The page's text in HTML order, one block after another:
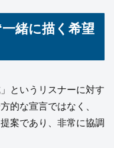
緒に描く希望
というリスナーに対す
的な宣言ではなく、
案であり、非常に協調